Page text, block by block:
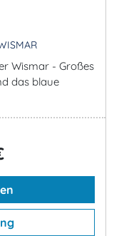
Wismar - Großes
das blaue